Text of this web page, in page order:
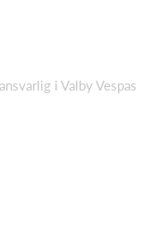
i Valby Vespas